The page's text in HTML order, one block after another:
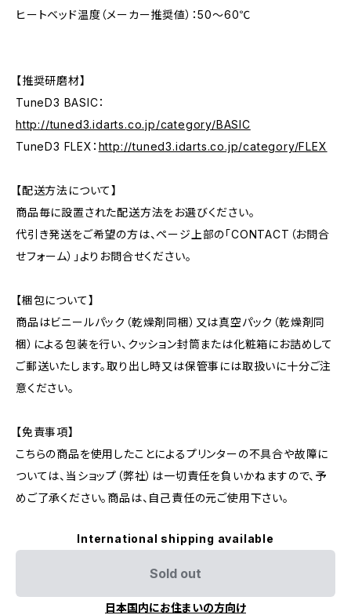
ヒートベッド温度（メーカー推奨値）：50～60℃
【推奨研磨材】
TuneD3 BASIC：
http://tuned3.idarts.co.jp/category/BASIC
TuneD3 FLEX： http://tuned3.idarts.co.jp/category/FLEX
【配送方法について】
商品毎に設置された配送方法をお選びください。
代引き発送をご希望の方は、ページ上部の「CONTACT（お問合
せフォーム）」よりお問合せください。
【梱包について】
商品はビニールパック（乾燥剤同梱）又は真空パック（乾燥剤同
梱）による包装を行い、クッション封筒または化粧箱にお詰めして
ご郵送いたします。取り出し時又は保管事には取扱いに十分ご注
意ください。
【免責事項】
こちらの商品を使用したことによるプリンターの不具合や故障に
ついては、当ショップ（弊社）は一切責任を負いかねますので、予
めご了承ください。商品は、自己責任の元ご使用下さい。
International shipping available
Sold out
日本国内にお住まいの方向け